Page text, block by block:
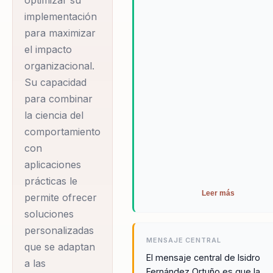
organizaciones
abordan el liderazgo
y la gestión del
talento. Con un
enfoque centrado en
el liderazgo
ayuda a líderes y
directivos a superar
las barreras que
impiden la alineación
y cohesión de sus
equipos. Su
metodología única
combina principios
implementación
para maximizar
el impacto
organizacional.
Su capacidad
para combinar
la ciencia del
comportamiento
con
aplicaciones
prácticas le
permite ofrecer
soluciones
personalizadas
que se adaptan
a las
Leer más
MENSAJE CENTRAL
El mensaje central de Isidro